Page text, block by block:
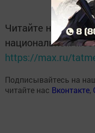
Читайте новости
национальном
https://max.ru/
Подписывайтесь на
читайте нас Вконтакте,